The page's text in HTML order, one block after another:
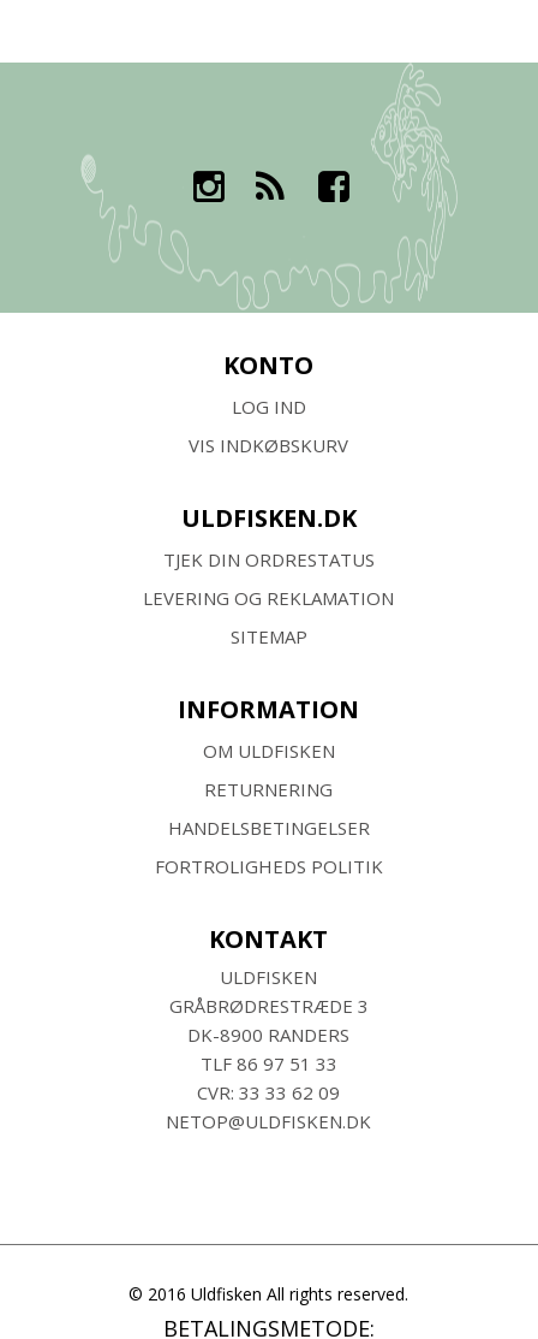
KONTO
LOG IND
VIS INDKØBSKURV
ULDFISKEN.DK
TJEK DIN ORDRESTATUS
LEVERING OG REKLAMATION
SITEMAP
INFORMATION
OM ULDFISKEN
RETURNERING
HANDELSBETINGELSER
FORTROLIGHEDS POLITIK
KONTAKT
ULDFISKEN
GRÅBRØDRESTRÆDE 3
DK-8900 RANDERS
TLF 86 97 51 33
CVR: 33 33 62 09
NETOP@ULDFISKEN.DK
© 2016 Uldfisken All rights reserved.
BETALINGSMETODE: